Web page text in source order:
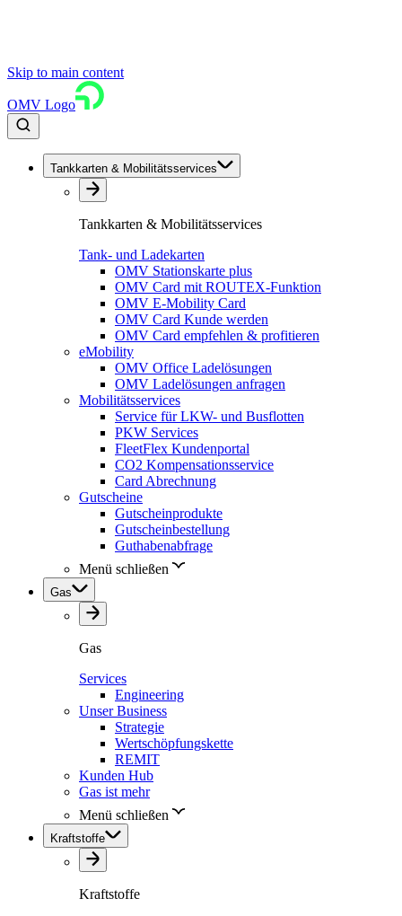
Skip to main content
OMV Logo
Tankkarten & Mobilitätsservices
Tankkarten & Mobilitätsservices
Tank- und Ladekarten
OMV Stationskarte plus
OMV Card mit ROUTEX-Funktion
OMV E-Mobility Card
OMV Card Kunde werden
OMV Card empfehlen & profitieren
eMobility
OMV Office Ladelösungen
OMV Ladelösungen anfragen
Mobilitätsservices
Service für LKW- und Busflotten
PKW Services
FleetFlex Kundenportal
CO2 Kompensationsservice
Card Abrechnung
Gutscheine
Gutscheinprodukte
Gutscheinbestellung
Guthabenabfrage
Menü schließen
Gas
Gas
Services
Engineering
Unser Business
Strategie
Wertschöpfungskette
REMIT
Kunden Hub
Gas ist mehr
Menü schließen
Kraftstoffe
Kraftstoffe